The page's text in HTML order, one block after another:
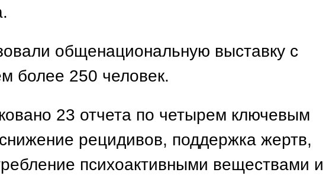
общенациональную выставку с
более 250 человек.
23 отчета по четырем ключевым
рецидивов, поддержка жертв,
психоактивными веществами и